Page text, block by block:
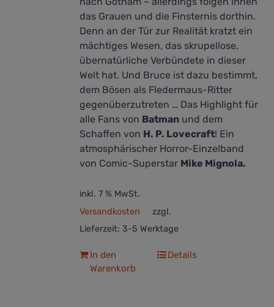
das Grauen und die Finsternis dorthin.
Denn an der Tür zur Realität kratzt ein
mächtiges Wesen, das skrupellose,
übernatürliche Verbündete in dieser
Welt hat. Und Bruce ist dazu bestimmt,
dem Bösen als Fledermaus-Ritter
gegenüberzutreten … Das Highlight für
alle Fans von Batman und dem
Schaffen von H. P. Lovecraft! Ein
atmosphärischer Horror-Einzelband
von Comic-Superstar Mike Mignola.
inkl. 7 % MwSt.
zzgl.
Versandkosten
Lieferzeit: 3-5 Werktage
In den
Warenkorb
Details